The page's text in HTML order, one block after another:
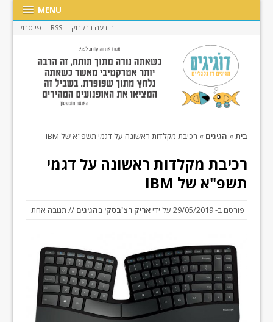
MENU
הודעה בבקבוק RSS פייסבוק
בית» הגיגים » רכיבת מקלדות ראשונה על דגמי תשפ"א של IBM
רכיבת מקלדות ראשונה על דגמי
תשפ"א של IBM
פורסם ב-29/05/2019 על ידיאריק רצ'בסקי בהגיגים // תגובה אחת